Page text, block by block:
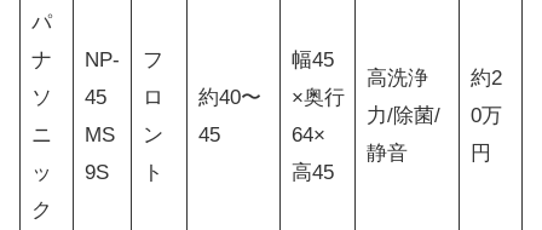
パ
ナ
ソ
ニ
ッ
ク
NP-
45
MS
9S
フ
ロ
ン
ト
約40〜
45
幅45
×奥行
64×
高45
高洗浄
力/除菌/
静音
約2
0万
円